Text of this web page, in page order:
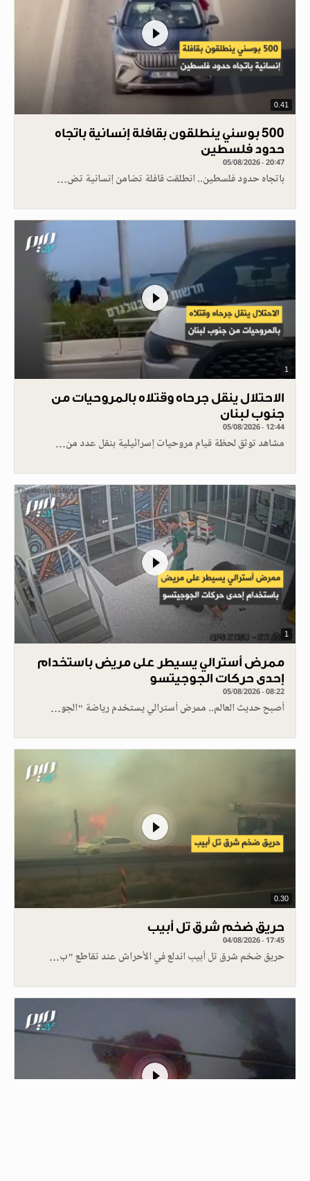
0.41
500 بوسني ينطلقون بقافلة إنسانية باتجاه
حدود فلسطين
05/08/2026 - 20:47
باتجاه حدود فلسطين.. انطلقت قافلة تضامن إنسانية تض…
1
الاحتلال ينقل جرحاه وقتلاه بالمروحيات من
جنوب لبنان
05/08/2026 - 12:44
مشاهد توثق لحظة قيام مروحيات إسرائيلية بنقل عدد من…
1
ممرض أسترالي يسيطر على مريض باستخدام
إحدى حركات الجوجيتسو
05/08/2026 - 08:22
أصبح حديث العالم.. ممرض أسترالي يستخدم رياضة "الجو…
0.30
حريق ضخم شرق تل أبيب
04/08/2026 - 17:45
حريق ضخم شرق تل أبيب اندلع في الأحراش عند تقاطع "ب…